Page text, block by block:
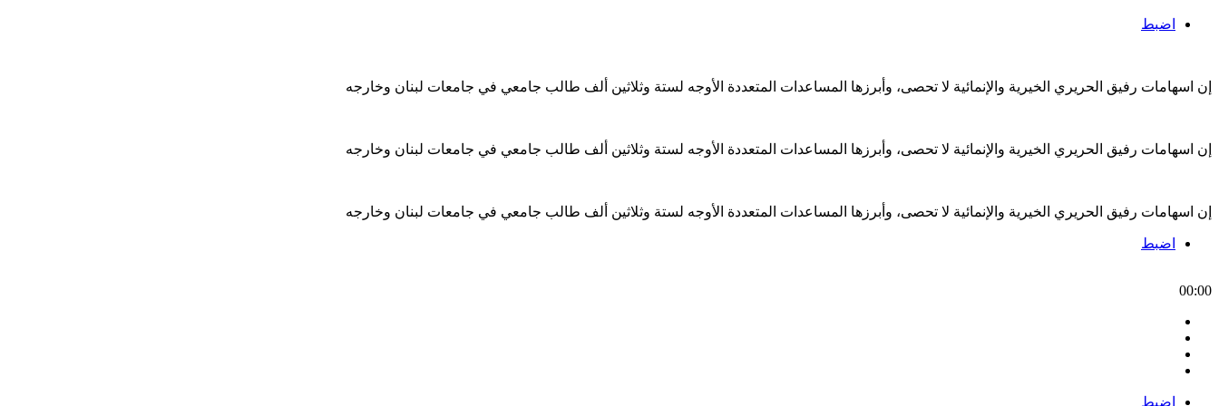
اضبط
إن اسهامات رفيق الحريري الخيرية والإنمائية لا تحصى، وأبرزها المساعدات المتعددة الأوجه لستة وثلاثين ألف طالب جامعي في جامعات لبنان وخارجه
إن اسهامات رفيق الحريري الخيرية والإنمائية لا تحصى، وأبرزها المساعدات المتعددة الأوجه لستة وثلاثين ألف طالب جامعي في جامعات لبنان وخارجه
إن اسهامات رفيق الحريري الخيرية والإنمائية لا تحصى، وأبرزها المساعدات المتعددة الأوجه لستة وثلاثين ألف طالب جامعي في جامعات لبنان وخارجه
اضبط
00:00
اضبط